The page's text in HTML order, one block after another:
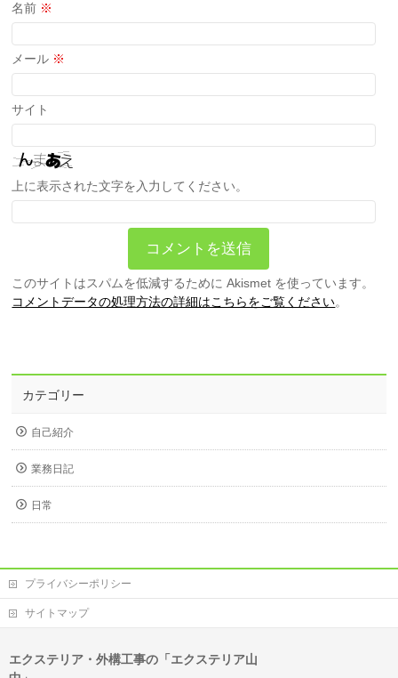
名前 ※
メール ※
サイト
上に表示された文字を入力してください。
このサイトはスパムを低減するために Akismet を使っています。
コメントデータの処理方法の詳細はこちらをご覧ください。
カテゴリー
自己紹介
業務日記
日常
プライバシーポリシー
サイトマップ
エクステリア・外構工事の「エクステリア山